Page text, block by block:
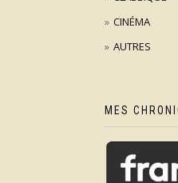
CINÉMA
AUTRES
MES